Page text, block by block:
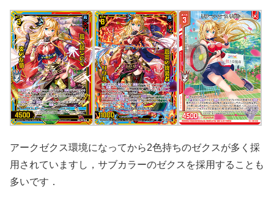
アークゼクス環境になってから2色持ちのゼクスが多く採
用されていますし，サブカラーのゼクスを採用することも
多いです．